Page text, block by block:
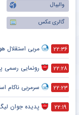
والیبال
گالری عکس
۲۲:۳۶ مربی استقلال
۲۲:۲۸ رونمایی رسمی
۲۲:۲۳ سرمربی ناکام
۲۲:۱۹ پدیده جوان